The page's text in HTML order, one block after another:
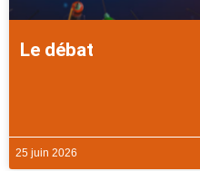
Le débat
25 juin 2026